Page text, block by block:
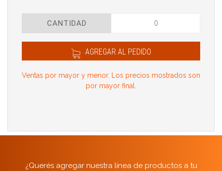
CANTIDAD
AGREGAR AL PEDIDO
Ventas por mayor y menor. Los precios mostrados son
por mayor final.
¿Querés agregar nuestra línea de productos a tu